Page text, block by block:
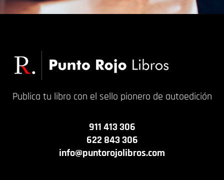
Publica tu libro con el sello pionero de autoedición
911 413 306
622 843 306
info@puntorojolibros.com